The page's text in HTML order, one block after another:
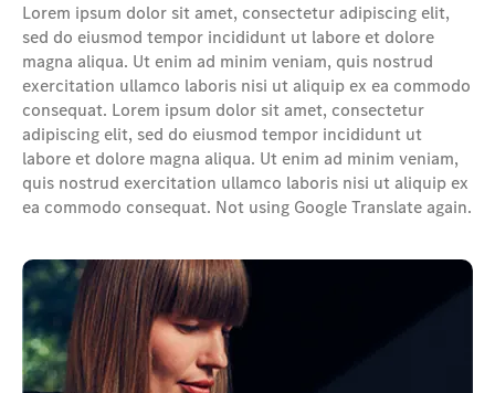
Lorem ipsum dolor sit amet, consectetur adipiscing elit,
sed do eiusmod tempor incididunt ut labore et dolore
magna aliqua. Ut enim ad minim veniam, quis nostrud
exercitation ullamco laboris nisi ut aliquip ex ea commodo
consequat. Lorem ipsum dolor sit amet, consectetur
adipiscing elit, sed do eiusmod tempor incididunt ut
labore et dolore magna aliqua. Ut enim ad minim veniam,
quis nostrud exercitation ullamco laboris nisi ut aliquip ex
ea commodo consequat. Not using Google Translate again.